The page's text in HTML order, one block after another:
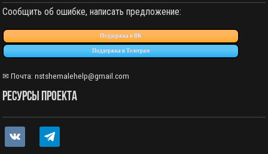
Сообщить об ошибке, написать предложение:
Поддержка в ВК
Поддержка в Телеграм
✉ Почта:nstshemalehelp@gmail.com
РЕСУРСЫ ПРОЕКТА
vkontakte telegram